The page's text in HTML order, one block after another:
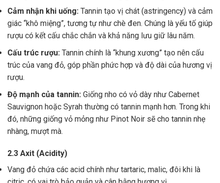
Cảm nhận khi uống: Tannin tạo vị chát (astringency) và cảm
giác “khô miệng”, tương tự như chè đen. Chúng là yếu tố giúp
rượu có kết cấu chắc chắn và khả năng lưu giữ lâu năm.
Cấu trúc rượu: Tannin chính là “khung xương” tạo nên cấu
trúc của vang đỏ, góp phần phức hợp và độ dài của hương vị
rượu.
Độ mạnh của tannin: Giống nho có vỏ dày như Cabernet
Sauvignon hoặc Syrah thường có tannin mạnh hơn. Trong khi
đó, những giống vỏ mỏng như Pinot Noir sẽ cho tannin nhẹ
nhàng, mượt mà.
2.3 Axit (Acidity)
Vang đỏ chứa các acid chính như tartaric, malic, đôi khi là